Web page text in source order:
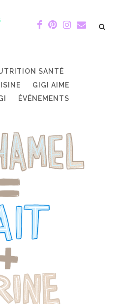
SANTÉ
GIGI AIME
ÉVÉNEMENTS